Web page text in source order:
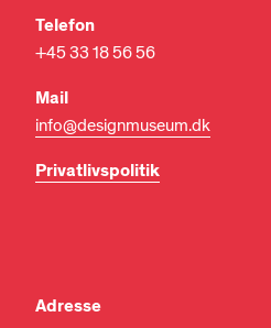
Telefon
+45 33 18 56 56
Mail
info@designmuseum.dk
Privatlivspolitik
Adresse